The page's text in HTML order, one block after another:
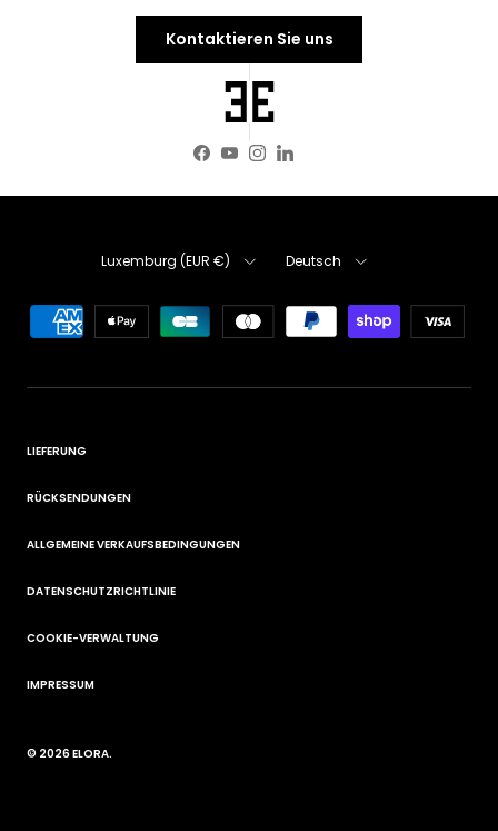
Kontaktieren Sie uns
Facebook
YouTube
Instagram
LinkedIn
Land/Region
Luxemburg (EUR €) Deutsch
LIEFERUNG
RÜCKSENDUNGEN
ALLGEMEINE VERKAUFSBEDINGUNGEN
DATENSCHUTZRICHTLINIE
COOKIE-VERWALTUNG
IMPRESSUM
© 2026ELORA.